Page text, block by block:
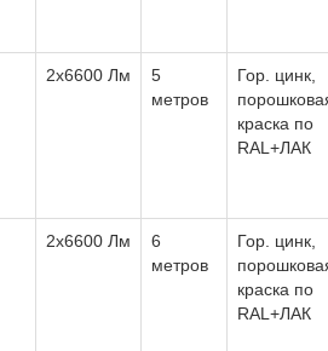
2х6600 Лм
5
метров
Гор. цинк,
краска по
RAL+ЛАК
2х6600 Лм
6
метров
Гор. цинк,
краска по
RAL+ЛАК